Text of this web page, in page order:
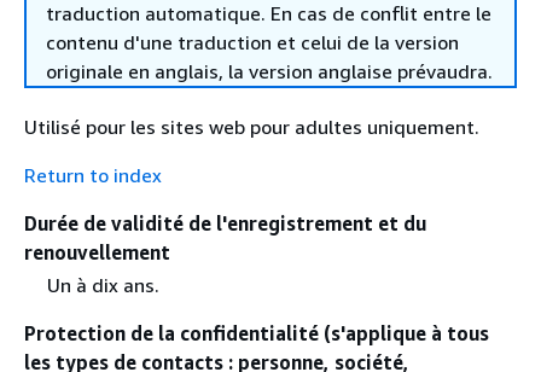
traduction automatique. En cas de conflit entre le
contenu d'une traduction et celui de la version
originale en anglais, la version anglaise prévaudra.
Utilisé pour les sites web pour adultes uniquement.
Return to index
Durée de validité de l'enregistrement et du
renouvellement
Un à dix ans.
Protection de la confidentialité (s'applique à tous
les types de contacts : personne, société,